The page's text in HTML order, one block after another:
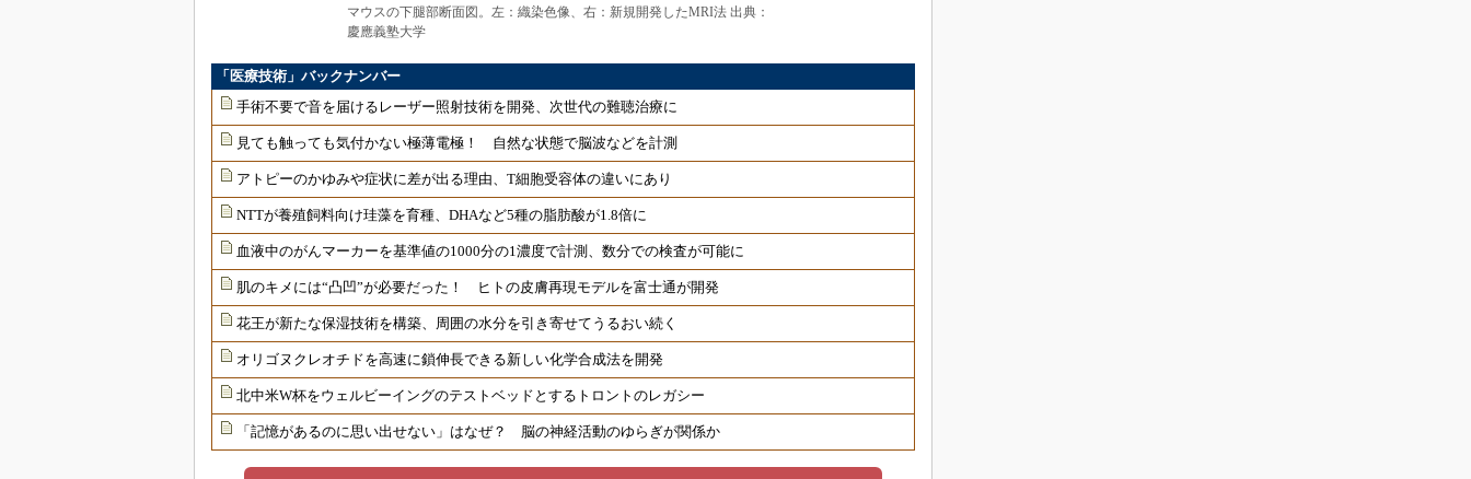
マウスの下腿部断面図。左：織染色像、右：新規開発したMRI法 出典：
慶應義塾大学
「医療技術」バックナンバー
手術不要で音を届けるレーザー照射技術を開発、次世代の難聴治療に
見ても触っても気付かない極薄電極！ 自然な状態で脳波などを計測
アトピーのかゆみや症状に差が出る理由、T細胞受容体の違いにあり
NTTが養殖飼料向け珪藻を育種、DHAなど5種の脂肪酸が1.8倍に
血液中のがんマーカーを基準値の1000分の1濃度で計測、数分での検査が可能に
肌のキメには“凸凹”が必要だった！ ヒトの皮膚再現モデルを富士通が開発
花王が新たな保湿技術を構築、周囲の水分を引き寄せてうるおい続く
オリゴヌクレオチドを高速に鎖伸長できる新しい化学合成法を開発
北中米W杯をウェルビーイングのテストベッドとするトロントのレガシー
「記憶があるのに思い出せない」はなぜ？ 脳の神経活動のゆらぎが関係か